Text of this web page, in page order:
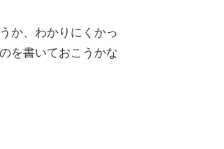
か、わかりにくかっ
を書いておこうかな